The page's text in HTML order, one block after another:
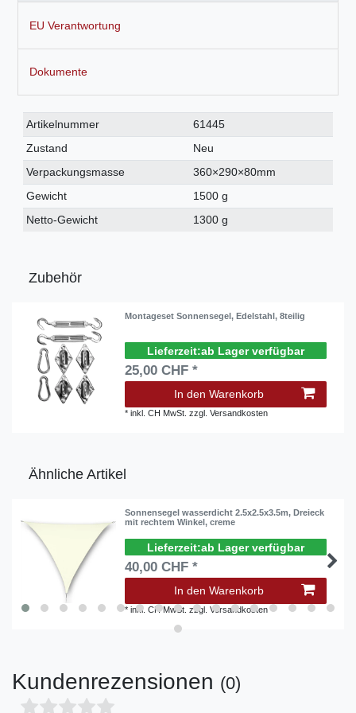
EU Verantwortung
Dokumente
Technisches
Merkmal
Wert
Artikelnummer
61445
Zustand
Neu
Verpackungsmasse
360×290×80mm
Gewicht
1500 g
Netto-Gewicht
1300 g
Zubehör
Montageset Sonnensegel, Edelstahl, 8teilig
ab Lager verfügbar
25,00 CHF *
In den Warenkorb
*inkl. CH MwSt. zzgl.Versandkosten
Ähnliche Artikel
Sonnensegel wasserdicht 2.5x2.5x3.5m, Dreieck
mit rechtem Winkel, creme
ab Lager verfügbar
40,00 CHF *
In den Warenkorb
*inkl. CH MwSt. zzgl.Versandkosten
Kundenrezensionen (0)